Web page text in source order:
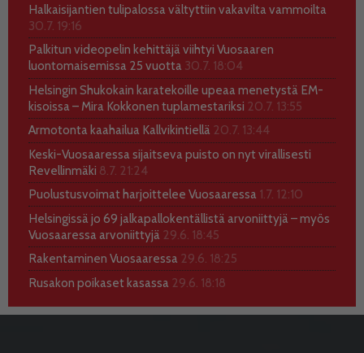
Halkaisijantien tulipalossa vältyttiin vakavilta vammoilta
30.7. 19:16
Palkitun videopelin kehittäjä viihtyi Vuosaaren
luontomaisemissa 25 vuotta 30.7. 18:04
Helsingin Shukokain karatekoille upeaa menetystä EM-
kisoissa – Mira Kokkonen tuplamestariksi 20.7. 13:55
Armotonta kaahailua Kallvikintiellä 20.7. 13:44
Keski-Vuosaaressa sijaitseva puisto on nyt virallisesti
Revellinmäki 8.7. 21:24
Puolustusvoimat harjoittelee Vuosaaressa 1.7. 12:10
Helsingissä jo 69 jalkapallokentällistä arvoniittyjä – myös
Vuosaaressa arvoniittyjä 29.6. 18:45
Rakentaminen Vuosaaressa 29.6. 18:25
Rusakon poikaset kasassa 29.6. 18:18